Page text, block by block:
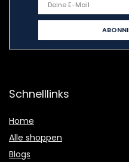
Schnelllinks
Home
Alle shoppen
Blogs